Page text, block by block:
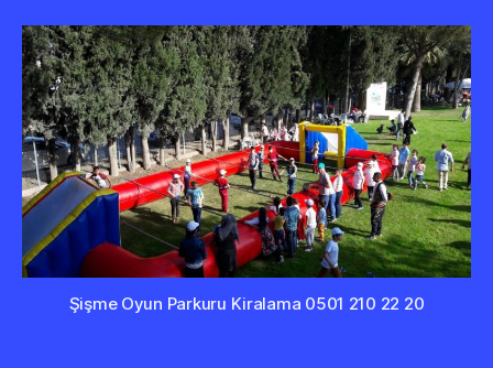
Şişme Oyun Parkuru Kiralama 0501 210 22 20